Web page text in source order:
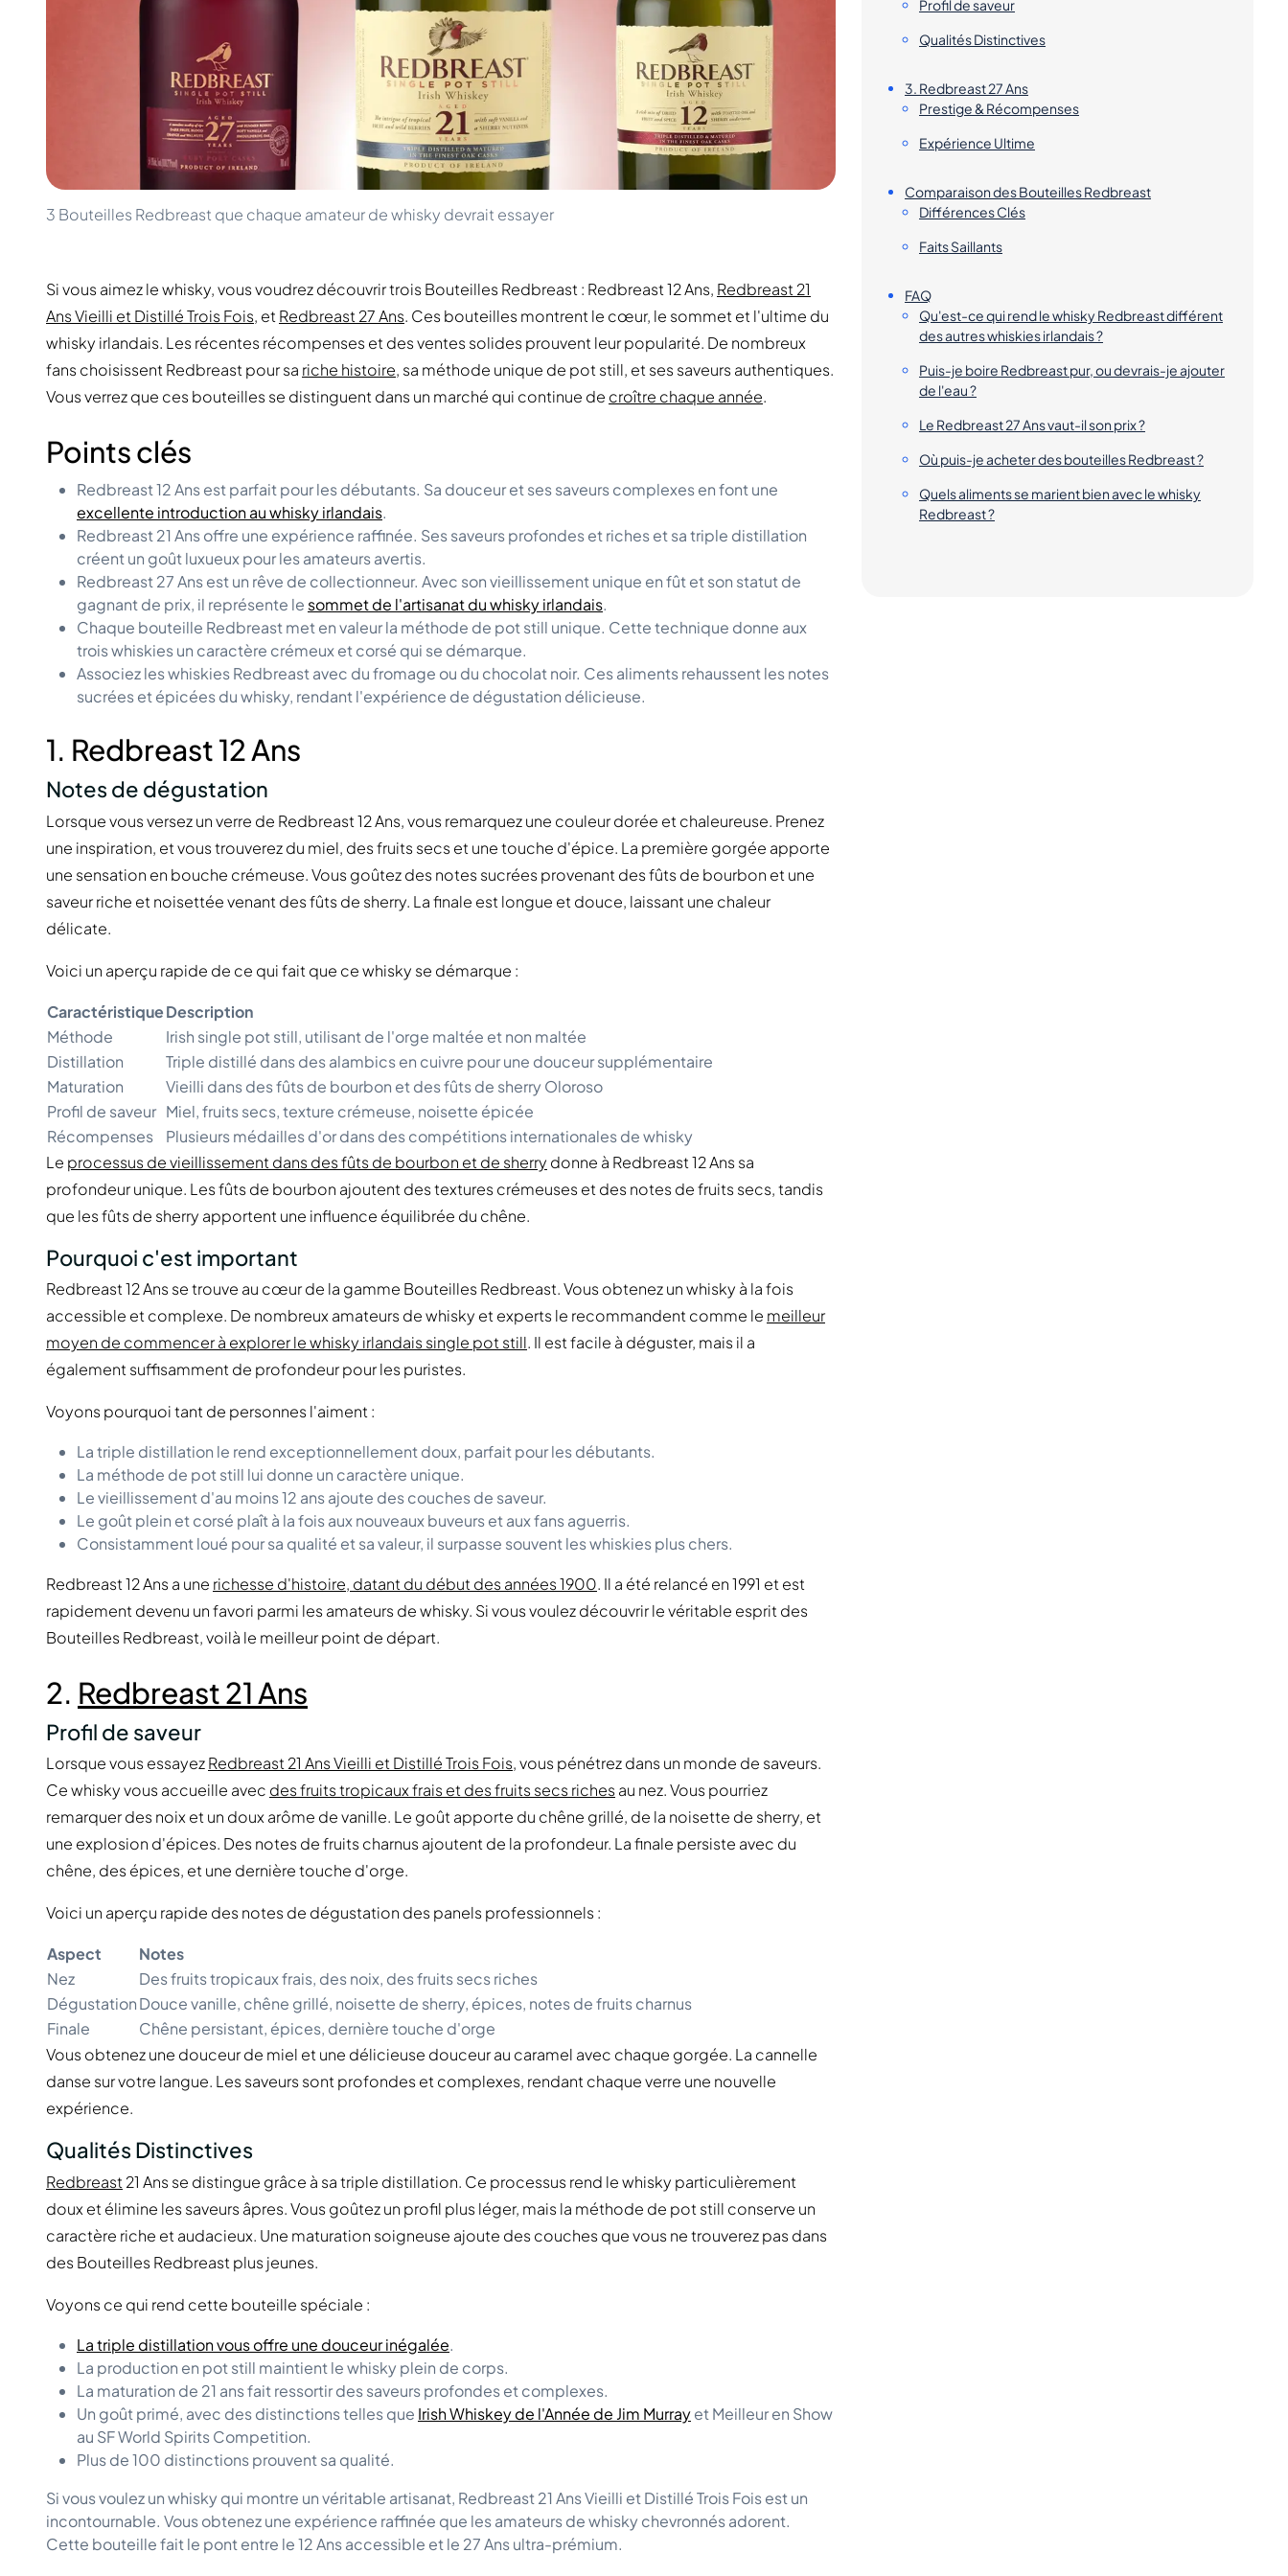
Prochaines Sorties
Favoris des Clients
Rare & de Collection
Éditions Limitées
Distillerie Fermée
Whisky Doux
Don Julio
Gin Mare
Mangabeiras
Hennessy
Martell
Monkey 47
Remy Martin
Ron Zacapa
3 Bouteilles Redbreast que chaque amateur de whisky devrait essayer
Si vous aimez le whisky, vous voudrez découvrir trois Bouteilles Redbreast : Redbreast 12 Ans, Redbreast 21
Ans Vieilli et Distillé Trois Fois, et Redbreast 27 Ans. Ces bouteilles montrent le cœur, le sommet et l'ultime du
whisky irlandais. Les récentes récompenses et des ventes solides prouvent leur popularité. De nombreux
fans choisissent Redbreast pour sa riche histoire, sa méthode unique de pot still, et ses saveurs authentiques.
Vous verrez que ces bouteilles se distinguent dans un marché qui continue de croître chaque année.
Points clés
Redbreast 12 Ansest parfait pour les débutants. Sa douceur et ses saveurs complexes en font une
excellente introduction au whisky irlandais.
Redbreast 21 Ans offre une expérience raffinée. Ses saveurs profondes et riches et sa triple distillation
créent un goût luxueux pour les amateurs avertis.
Redbreast 27 Ans est un rêve de collectionneur. Avec son vieillissement unique en fût et son statut de
gagnant de prix, il représente le sommet de l'artisanat du whisky irlandais.
Chaque bouteille Redbreast met en valeur la méthode de pot still unique. Cette technique donne aux
trois whiskies un caractère crémeux et corsé qui se démarque.
Associez les whiskies Redbreast avec du fromage ou du chocolat noir. Ces aliments rehaussent les notes
sucrées et épicées du whisky, rendant l'expérience de dégustation délicieuse.
1. Redbreast 12 Ans
Notes de dégustation
Lorsque vous versez un verre de Redbreast 12 Ans, vous remarquez une couleur dorée et chaleureuse. Prenez
une inspiration, et vous trouverez du miel, des fruits secs et une touche d'épice. La première gorgée apporte
une sensation en bouche crémeuse. Vous goûtez des notes sucrées provenant des fûts de bourbon et une
saveur riche et noisettée venant des fûts de sherry. La finale est longue et douce, laissant une chaleur
délicate.
Voici un aperçu rapide de ce qui fait que ce whisky se démarque :
CaractéristiqueDescription
Méthode
Irish single pot still, utilisant de l'orge maltée et non maltée
Distillation
Triple distillé dans des alambics en cuivre pour une douceur supplémentaire
Maturation
Vieilli dans des fûts de bourbon et des fûts de sherry Oloroso
Profil de saveur Miel, fruits secs, texture crémeuse, noisette épicée
Récompenses
Plusieurs médailles d'or dans des compétitions internationales de whisky
Le processus de vieillissement dans des fûts de bourbon et de sherry donne à Redbreast 12 Ans sa
profondeur unique. Les fûts de bourbon ajoutent des textures crémeuses et des notes de fruits secs, tandis
que les fûts de sherry apportent une influence équilibrée du chêne.
Pourquoi c'est important
Redbreast 12 Ansse trouve au cœur de la gamme Bouteilles Redbreast. Vous obtenez un whisky à la fois
accessible et complexe. De nombreux amateurs de whisky et experts le recommandent comme le meilleur
moyen de commencer à explorer le whisky irlandais single pot still. Il est facile à déguster, mais il a
également suffisamment de profondeur pour les puristes.
Voyons pourquoi tant de personnes l'aiment :
La triple distillation le rend exceptionnellement doux, parfait pour les débutants.
La méthode de pot still lui donne un caractère unique.
Le vieillissement d'au moins 12 ans ajoute des couches de saveur.
Le goût plein et corsé plaît à la fois aux nouveaux buveurs et aux fans aguerris.
Consistamment loué pour sa qualité et sa valeur, il surpasse souvent les whiskies plus chers.
Redbreast 12 Ans a une richesse d'histoire, datant du début des années 1900. Il a été relancé en 1991 et est
rapidement devenu un favori parmi les amateurs de whisky. Si vous voulez découvrir le véritable esprit des
Bouteilles Redbreast, voilà le meilleur point de départ.
2. Redbreast 21 Ans
Profil de saveur
Lorsque vous essayezRedbreast 21 Ans Vieilli et Distillé Trois Fois, vous pénétrez dans un monde de saveurs.
Ce whisky vous accueille avec des fruits tropicaux frais et des fruits secs richesau nez. Vous pourriez
remarquer des noix et un doux arôme de vanille. Le goût apporte du chêne grillé, de la noisette de sherry, et
une explosion d'épices. Des notes de fruits charnus ajoutent de la profondeur. La finale persiste avec du
chêne, des épices, et une dernière touche d'orge.
Voici un aperçu rapide des notes de dégustation des panels professionnels :
Aspect
Notes
Nez
Des fruits tropicaux frais, des noix, des fruits secs riches
DégustationDouce vanille, chêne grillé, noisette de sherry, épices, notes de fruits charnus
Finale
Chêne persistant, épices, dernière touche d'orge
Vous obtenez une douceur de miel et une délicieuse douceur au caramel avec chaque gorgée. La cannelle
danse sur votre langue. Les saveurs sont profondes et complexes, rendant chaque verre une nouvelle
expérience.
Qualités Distinctives
Redbreast 21 Ans se distingue grâce à sa triple distillation. Ce processus rend le whisky particulièrement
doux et élimine les saveurs âpres. Vous goûtez un profil plus léger, mais la méthode de pot still conserve un
caractère riche et audacieux. Une maturation soigneuse ajoute des couches que vous ne trouverez pas dans
des Bouteilles Redbreast plus jeunes.
Voyons ce qui rend cette bouteille spéciale :
La triple distillation vous offre une douceur inégalée.
La production en pot still maintient le whisky plein de corps.
La maturation de 21 ans fait ressortir des saveurs profondes et complexes.
Un goût primé, avec des distinctions telles que Irish Whiskey de l'Année de Jim Murrayet Meilleur en Show
au SF World Spirits Competition.
Plus de 100 distinctions prouvent sa qualité.
Si vous voulez un whisky qui montre un véritable artisanat, Redbreast 21 Ans Vieilli et Distillé Trois Fois est un
incontournable. Vous obtenez une expérience raffinée que les amateurs de whisky chevronnés adorent.
Cette bouteille fait le pont entre le 12 Ans accessible et le 27 Ans ultra-prémium.
Profil de saveur
Qualités Distinctives
3. Redbreast 27 Ans
Prestige & Récompenses
Expérience Ultime
Comparaison des Bouteilles Redbreast
Différences Clés
Faits Saillants
FAQ
Qu'est-ce qui rend le whisky Redbreast différent
des autres whiskies irlandais ?
Puis-je boire Redbreast pur, ou devrais-je ajouter
de l'eau ?
Le Redbreast 27 Ans vaut-il son prix ?
Où puis-je acheter des bouteilles Redbreast ?
Quels aliments se marient bien avec le whisky
Redbreast ?